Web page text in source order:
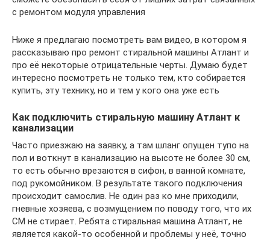
с ремонтом модуля управления
Ниже я предлагаю посмотреть вам видео, в котором я
рассказываю про ремонт стиральной машины Атлант и
про её некоторые отрицательные черты. Думаю будет
интересно посмотреть не только тем, кто собирается
купить, эту технику, но и тем у кого она уже есть
Как подключить стиральную машину Атлант к
канализации
Часто приезжаю на заявку, а там шланг опущен тупо на
пол и воткнут в канализацию на высоте не более 30 см,
то есть обычно врезаются в сифон, в ванной комнате,
под рукомойником. В результате такого подключения
происходит самослив. Не один раз ко мне приходили,
гневные хозяева, с возмущением по поводу того, что их
СМ не стирает. Ребята стиральная машина Атлант, не
является какой-то особенной и проблемы у неё, точно